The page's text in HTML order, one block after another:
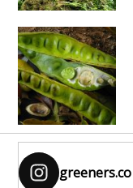
greeners.co